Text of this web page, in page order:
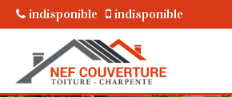
indisponible indisponible